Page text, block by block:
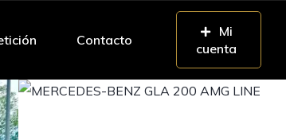
Contacto
Mi
cuenta